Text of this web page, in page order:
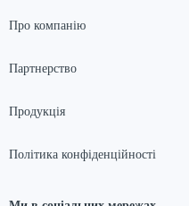
Про компанію
Партнерство
Продукція
Політика конфіденційності